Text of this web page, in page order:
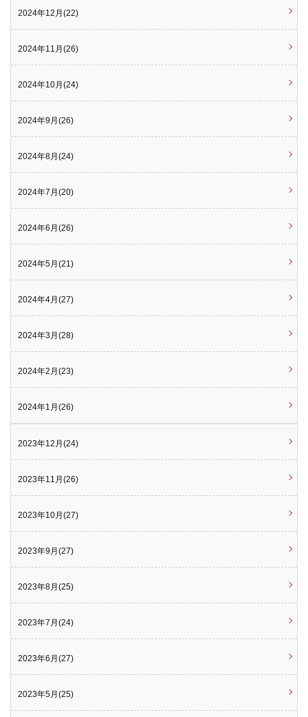
2024年12月(22)
2024年11月(26)
2024年10月(24)
2024年9月(26)
2024年8月(24)
2024年7月(20)
2024年6月(26)
2024年5月(21)
2024年4月(27)
2024年3月(28)
2024年2月(23)
2024年1月(26)
2023年12月(24)
2023年11月(26)
2023年10月(27)
2023年9月(27)
2023年8月(25)
2023年7月(24)
2023年6月(27)
2023年5月(25)